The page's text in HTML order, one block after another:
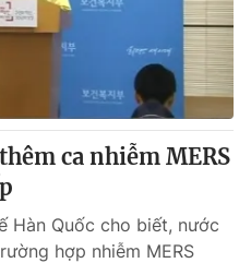
ca nhiễm MERS
Hàn Quốc cho biết, nước
hợp nhiễm MERS